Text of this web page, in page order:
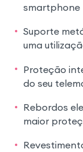
smartphone
Suporte
uma
Proteção
do seu
Rebordos
maior